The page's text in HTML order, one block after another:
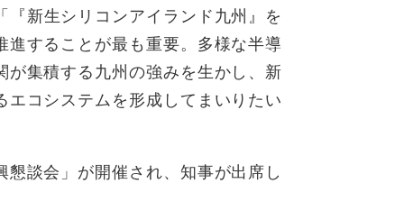
『新生シリコンアイランド九州』を
することが最も重要。多様な半導
集積する九州の強みを生かし、新
コシステムを形成してまいりたい​
談会」が開催され、知事が出席し